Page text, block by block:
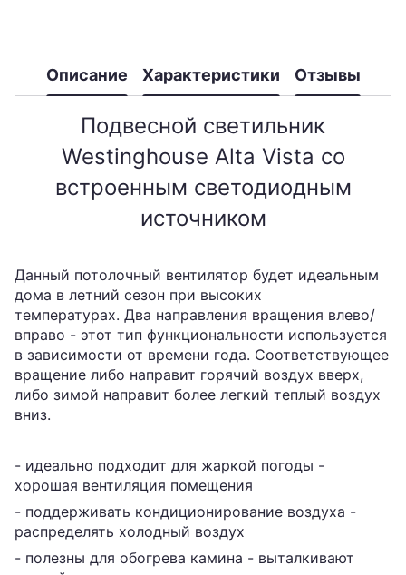
Описание Характеристики Отзывы
Подвесной светильник
Westinghouse Alta Vista со
встроенным светодиодным
источником
Данный потолочный вентилятор будет идеальным
дома в летний сезон при высоких
температурах. Два направления вращения влево/
вправо - этот тип функциональности используется
в зависимости от времени года. Соответствующее
вращение либо направит горячий воздух вверх,
либо зимой направит более легкий теплый воздух
вниз.
- идеально подходит для жаркой погоды -
хорошая вентиляция помещения
- поддерживать кондиционирование воздуха -
распределять холодный воздух
- полезны для обогрева камина - выталкивают